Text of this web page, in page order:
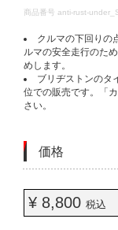
DETAILS
商品番号 anti-rust-
クルマの下回りの
ルマの安全走行のた
めします。
ブリヂストンのタ
位での販売です。「
さい。
価格
¥ 8,800 税込